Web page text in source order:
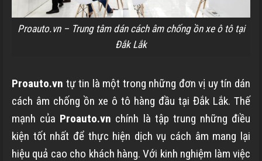
Proauto.vn – Trung tâm dán cách âm chống ồn xe ô tô tại
Đắk Lắk
Proauto.vn tự tin là một trong những đơn vị uy tín dán
cách âm chống ồn xe ô tô hàng đầu tại Đắk Lắk. Thế
mạnh của Proauto.vn chính là tập trung những điều
kiện tốt nhất để thực hiện dịch vụ cách âm mang lại
hiệu quả cao cho khách hàng. Với kinh nghiệm làm việc